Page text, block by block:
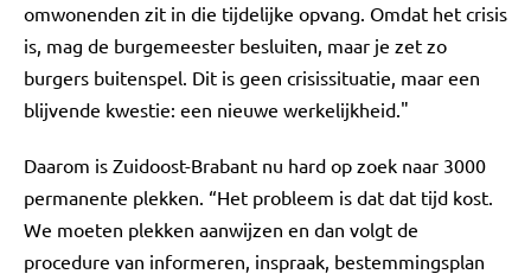
omwonenden zit in die tijdelijke opvang. Omdat het crisis
is, mag de burgemeester besluiten, maar je zet zo
burgers buitenspel. Dit is geen crisissituatie, maar een
blijvende kwestie: een nieuwe werkelijkheid."
Daarom is Zuidoost-Brabant nu hard op zoek naar 3000
permanente plekken. “Het probleem is dat dat tijd kost.
We moeten plekken aanwijzen en dan volgt de
procedure van informeren, inspraak, bestemmingsplan